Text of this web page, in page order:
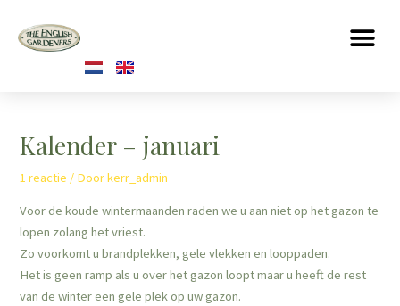
Kalender – januari
1 reactie / Doorkerr_admin
Voor de koude wintermaanden raden we u aan niet op het gazon te
lopen zolang het vriest.
Zo voorkomt u brandplekken, gele vlekken en looppaden.
Het is geen ramp als u over het gazon loopt maar u heeft de rest
van de winter een gele plek op uw gazon.